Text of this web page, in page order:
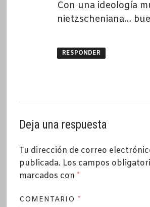
Con una ideología
nietzscheniana…
RESPONDER
Deja una respuesta
Tu dirección de correo
publicada. Los campos
marcados con *
COMENTARIO *